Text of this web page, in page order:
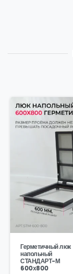
Герметичный люк
напольный
СТАНДАРТ-М
600х800